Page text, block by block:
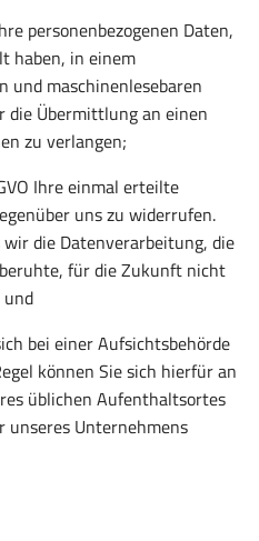
personenbezogenen Daten,
haben, in einem
maschinenlesebaren
die Übermittlung an einen
zu verlangen;
Ihre einmal erteilte
uns zu widerrufen.
wir die Datenverarbeitung, die
für die Zukunft nicht
bei einer Aufsichtsbehörde
können Sie sich hierfür an
üblichen Aufenthaltsortes
unseres Unternehmens